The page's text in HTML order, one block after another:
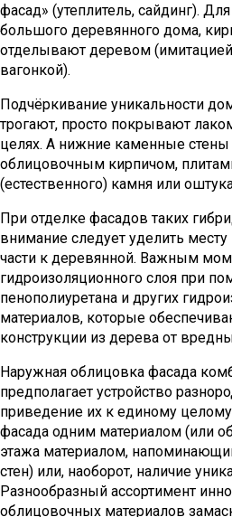
фасад» (утеплитель, сайдинг).
большого деревянного дома,
отделывают деревом
вагонкой).
Подчёркивание уникальности
трогают, просто покрывают
целях. А нижние каменные
облицовочным кирпичом,
(естественного) камня или
При отделке фасадов таких
внимание следует уделить
части к деревянной. Важным
гидроизоляционного слоя при
пенополиуретана и других
материалов, которые
конструкции из дерева от
Наружная облицовка фасада
предполагает устройство
приведение их к единому
фасада одним материалом (или
этажа материалом,
стен) или, наоборот, наличие
Разнообразный ассортимент
облицовочных материалов